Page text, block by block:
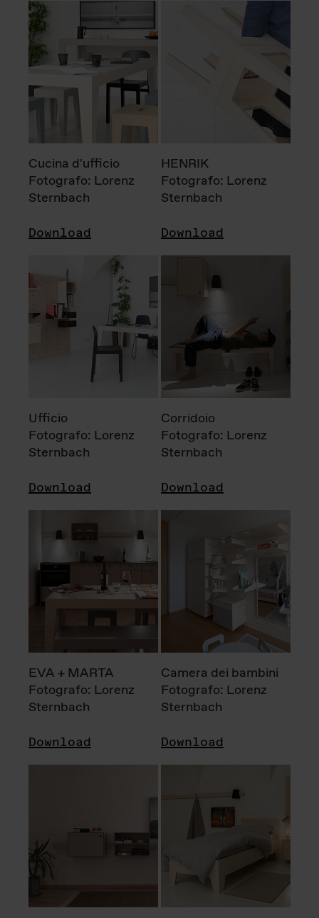
Cucina d'ufficio
Fotografo: Lorenz
Sternbach
Download
HENRIK
Fotografo: Lorenz
Sternbach
Download
Ufficio
Fotografo: Lorenz
Sternbach
Download
Corridoio
Fotografo: Lorenz
Sternbach
Download
EVA + MARTA
Fotografo: Lorenz
Sternbach
Download
Camera dei bambini
Fotografo: Lorenz
Sternbach
Download